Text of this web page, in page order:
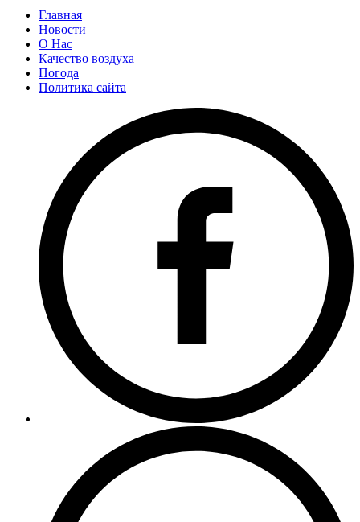
Главная
Новости
О Нас
Качество воздуха
Погода
Политика сайта